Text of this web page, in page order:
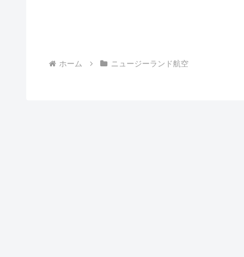
ホーム ニュージーランド航空